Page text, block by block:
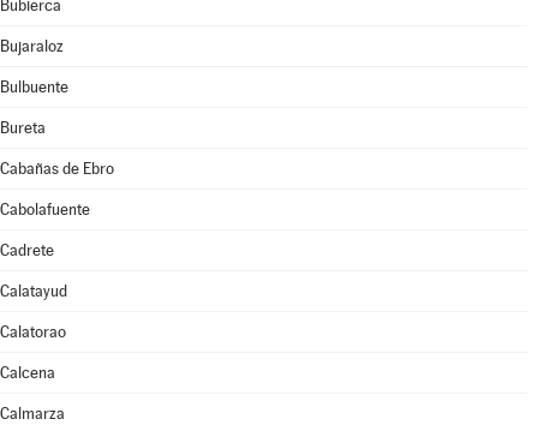
Bubierca
Bujaraloz
Bulbuente
Bureta
Cabañas de Ebro
Cabolafuente
Cadrete
Calatayud
Calatorao
Calcena
Calmarza